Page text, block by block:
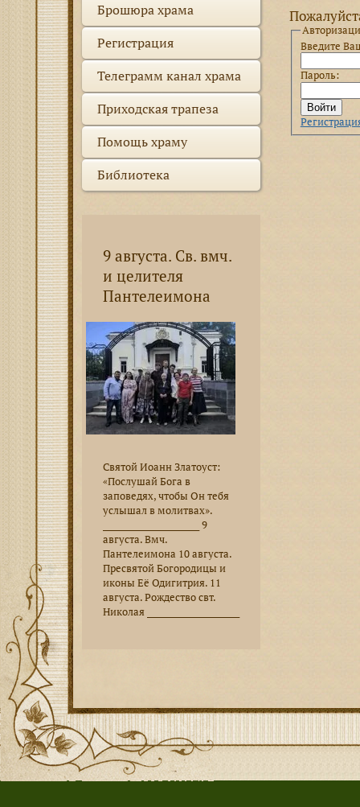
Введите
Пароль:
Брошюра храма
Регистрация
Телеграмм канал храма
Приходская трапеза
Помощь храму
Библиотека
9 августа. Св. вмч.
и целителя
Пантелеимона
Святой Иоанн Златоуст:
«Послушай Бога в
заповедях, чтобы Он тебя
услышал в молитвах».
________________________ 9
августа. Вмч.
Пантелеимона 10 августа.
Пресвятой Богородицы и
иконы Её Одигитрия. 11
августа. Рождество свт.
Николая _______________________